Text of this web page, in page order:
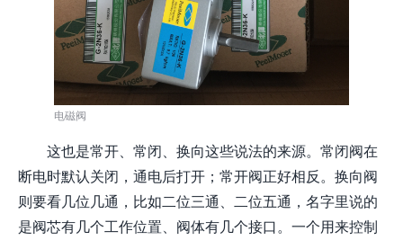
电磁阀
这也是常开、常闭、换向这些说法的来源。常闭阀在
断电时默认关闭，通电后打开；常开阀正好相反。换向阀
则要看几位几通，比如二位三通、二位五通，名字里说的
是阀芯有几个工作位置、阀体有几个接口。一个用来控制